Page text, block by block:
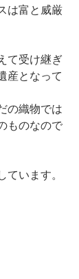
は富と威厳
て受け継ぎ
産となって
の織物では
ものなので
ています。